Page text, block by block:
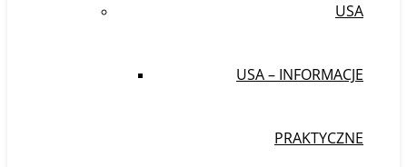
USA
USA – INFORMACJE
PRAKTYCZNE